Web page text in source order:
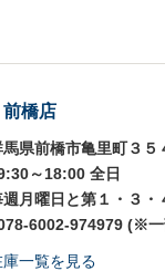
橋店
馬県前橋市亀里町３５
～18:00 全日
週月曜日と第１・３
6002-974979 (※一
一覧を見る